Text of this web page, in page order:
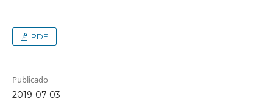
PDF
Publicado
2019-07-03